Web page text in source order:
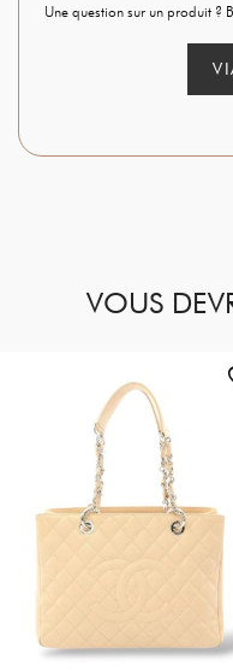
Une question sur un produit ?
VOUS